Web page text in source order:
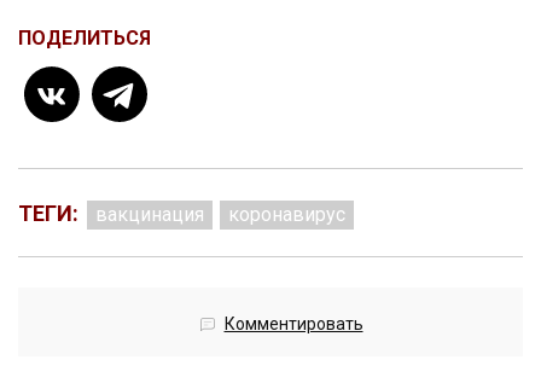
ПОДЕЛИТЬСЯ
ТЕГИ: вакцинация коронавирус
Комментировать